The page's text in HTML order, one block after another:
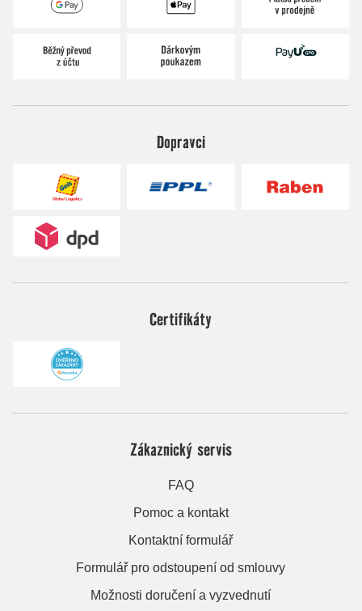
Dopravci
Certifikáty
Zákaznický servis
FAQ
Pomoc a kontakt
Kontaktní formulář
Formulář pro odstoupení od smlouvy
Možnosti doručení a vyzvednutí